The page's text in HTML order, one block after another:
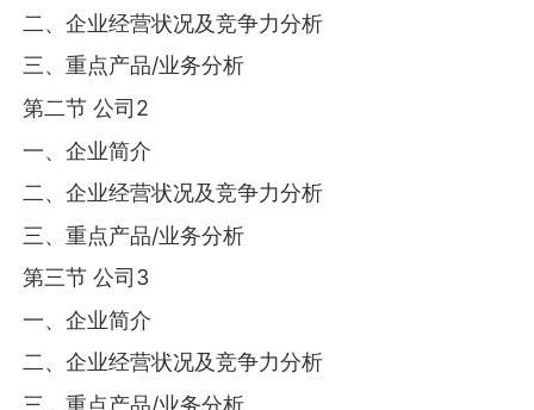
二、企业经营状况及竞争力分析
三、重点产品/业务分析
第二节 公司2
一、企业简介
二、企业经营状况及竞争力分析
三、重点产品/业务分析
第三节 公司3
一、企业简介
二、企业经营状况及竞争力分析
三、重点产品/业务分析